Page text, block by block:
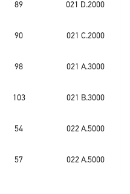
89 021 D.2000
90 021 C.2000
98 021 A.3000
103 021 B.3000
54 022 A.5000
57 022 A.5000